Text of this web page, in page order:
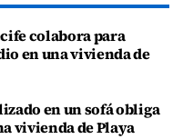
colabora para
en una vivienda de
en un sofá obliga
vivienda de Playa